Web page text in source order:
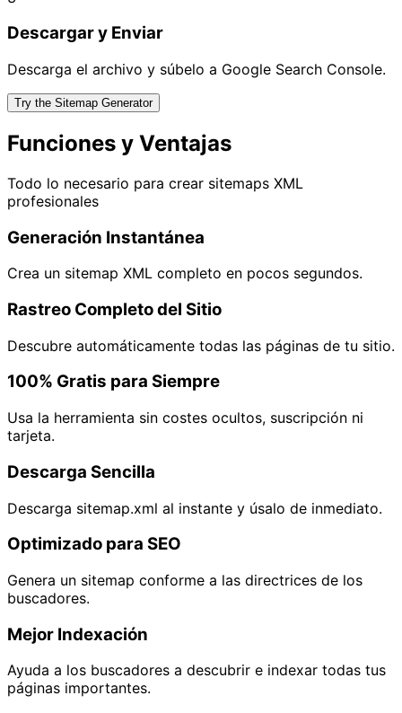
Descargar y Enviar
Descarga el archivo y súbelo a Google Search Console.
Try the Sitemap Generator
Funciones y Ventajas
Todo lo necesario para crear sitemaps XML
profesionales
Generación Instantánea
Crea un sitemap XML completo en pocos segundos.
Rastreo Completo del Sitio
Descubre automáticamente todas las páginas de tu sitio.
100% Gratis para Siempre
Usa la herramienta sin costes ocultos, suscripción ni
tarjeta.
Descarga Sencilla
Descarga sitemap.xml al instante y úsalo de inmediato.
Optimizado para SEO
Genera un sitemap conforme a las directrices de los
buscadores.
Mejor Indexación
Ayuda a los buscadores a descubrir e indexar todas tus
páginas importantes.